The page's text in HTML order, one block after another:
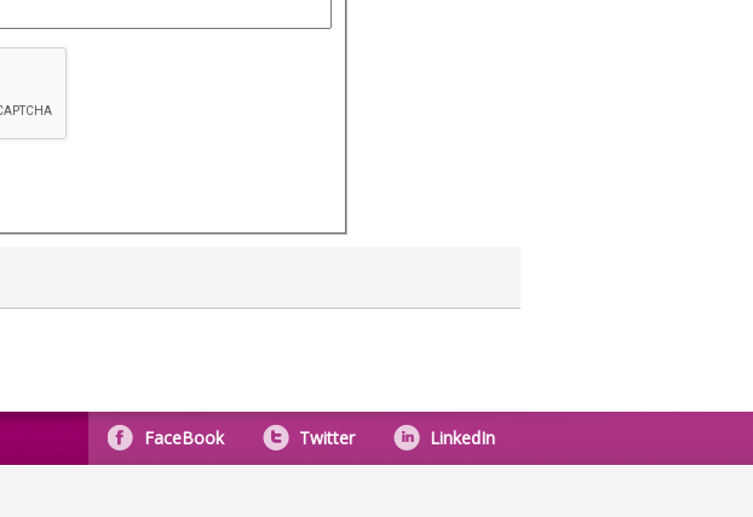
FaceBook Twitter LinkedIn